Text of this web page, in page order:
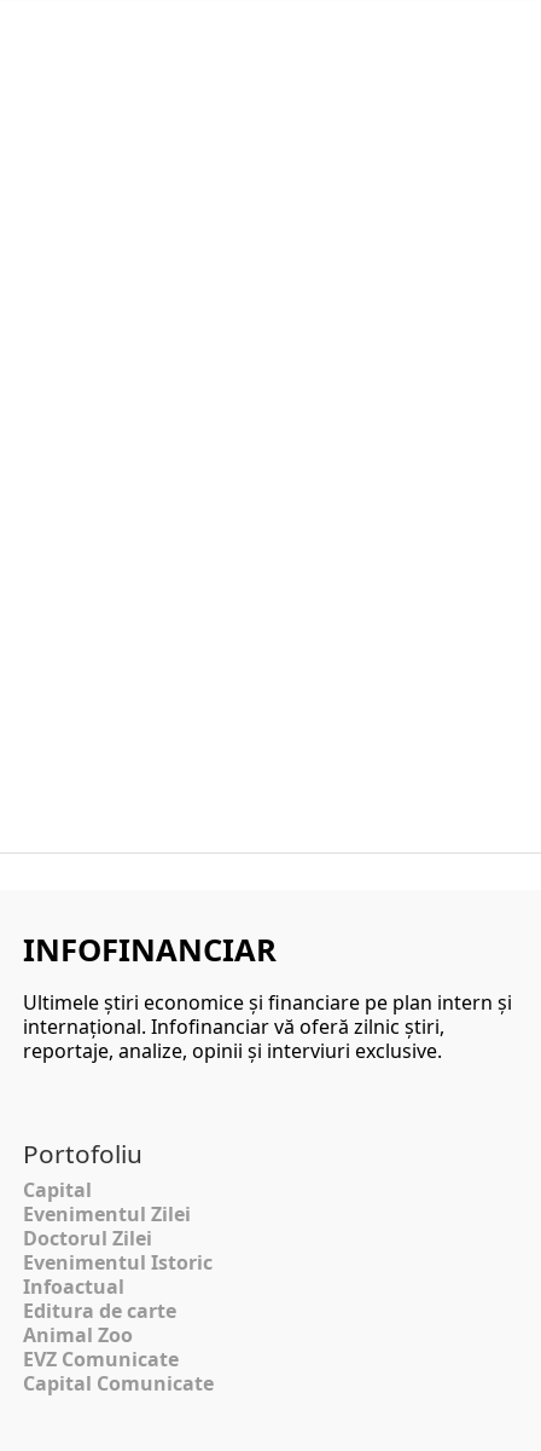
INFOFINANCIAR
Ultimele ştiri economice şi financiare pe plan intern şi
internaţional. Infofinanciar vă oferă zilnic ştiri,
reportaje, analize, opinii şi interviuri exclusive.
Portofoliu
Capital
Evenimentul Zilei
Doctorul Zilei
Evenimentul Istoric
Infoactual
Editura de carte
Animal Zoo
EVZ Comunicate
Capital Comunicate